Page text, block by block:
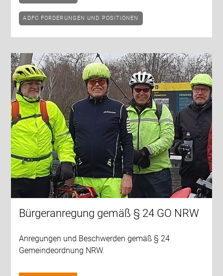
ADFC FORDERUNGEN UND POSITIONEN
Bürgeranregung gemäß § 24 GO NRW
Anregungen und Beschwerden gemäß § 24
Gemeindeordnung NRW.